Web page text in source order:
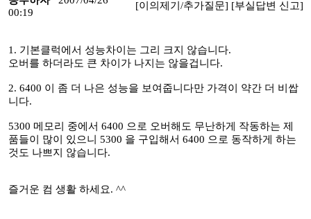
00:19
[이의제기/추가질문] [부실답변 신고]
1. 기본클럭에서 성능차이는 그리 크지 않습니다.
오버를 하더라도 큰 차이가 나지는 않을겁니다.
2. 6400 이 좀 더 나은 성능을 보여줍니다만 가격이 약간 더 비쌉
니다.
5300 메모리 중에서 6400 으로 오버해도 무난하게 작동하는 제
품들이 많이 있으니 5300 을 구입해서 6400 으로 동작하게 하는
것도 나쁘지 않습니다.
즐거운 컴 생활 하세요. ^^